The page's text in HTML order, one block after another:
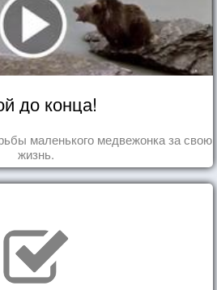
до конца!
маленького медвежонка за свою
жизнь.